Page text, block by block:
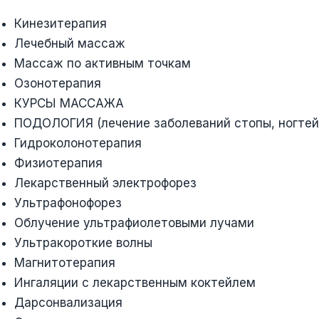
Кинезитерапия
Лечебный массаж
Массаж по активным точкам
Озонотерапия
КУРСЫ МАССАЖА
ПОДОЛОГИЯ (лечение заболеваний стопы,
Гидроколонотерапия
Физиотерапия
Лекарственный электрофорез
Ультрафонофорез
Облучение ультрафиолетовыми лучами
Ультракороткие волны
Магнитотерапия
Ингаляции с лекарственным коктейлем
Дарсонвализация